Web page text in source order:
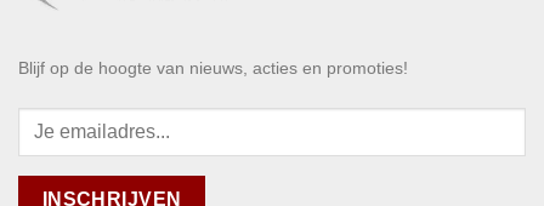
Blijf op de hoogte van nieuws, acties en promoties!